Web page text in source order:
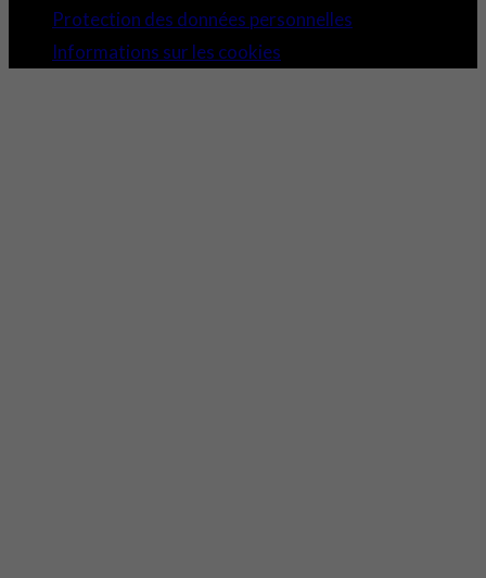
Protection des données personnelles
Informations sur les cookies